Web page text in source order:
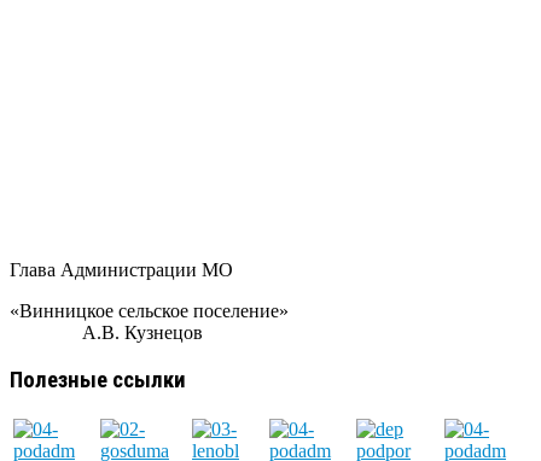
Глава Администрации МО
«Винницкое сельское поселение»
А.В. Кузнецов
Полезные ссылки